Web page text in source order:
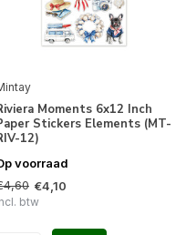
Moments 6x12 Inch
Stickers Elements (MT-
12)
voorraad
€4,10
btw